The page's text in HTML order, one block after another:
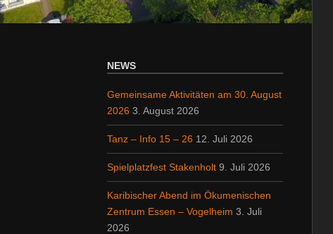
NEWS
Gemeinsame Aktivitäten am 30. August
2026 3. August 2026
Tanz – Info 15 – 26 12. Juli 2026
Spielplatzfest Stakenholt 9. Juli 2026
Karibischer Abend im Ökumenischen
Zentrum Essen – Vogelheim 3. Juli
2026